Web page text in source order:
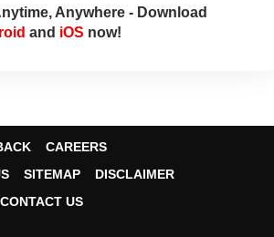
Anywhere - Download
and iOS now!
CAREERS
SITEMAP
DISCLAIMER
CONTACT US